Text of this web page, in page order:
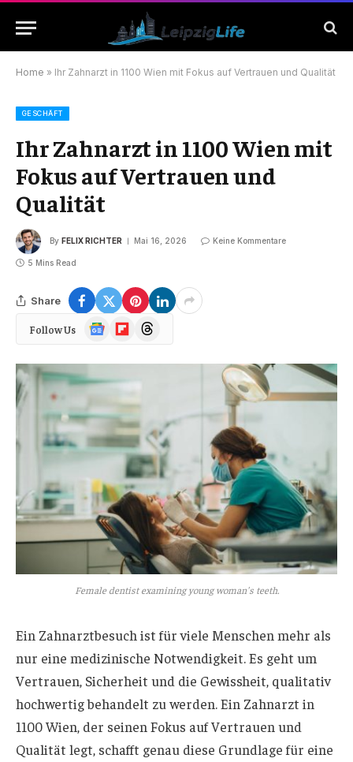
Home » Ihr Zahnarzt in 1100 Wien mit Fokus auf Vertrauen und Qualität
GESCHÄFT
Ihr Zahnarzt in 1100 Wien mit
Fokus auf Vertrauen und
Qualität
By FELIX RICHTER Mai 16, 2026 Keine Kommentare
5 Mins Read
Share
Follow Us
Google
News
FlipboardThreads
Female dentist examining young woman's teeth.
Ein Zahnarztbesuch ist für viele Menschen mehr als
nur eine medizinische Notwendigkeit. Es geht um
Vertrauen, Sicherheit und die Gewissheit, qualitativ
hochwertig behandelt zu werden. Ein Zahnarzt in
1100 Wien, der seinen Fokus auf Vertrauen und
Qualität legt, schafft genau diese Grundlage für eine